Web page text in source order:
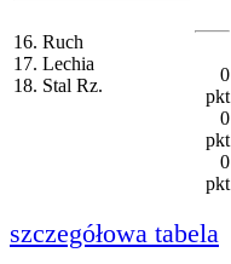
16. Ruch
17. Lechia
18. Stal Rz.
0
pkt
0
pkt
0
pkt
szczegółowa tabela